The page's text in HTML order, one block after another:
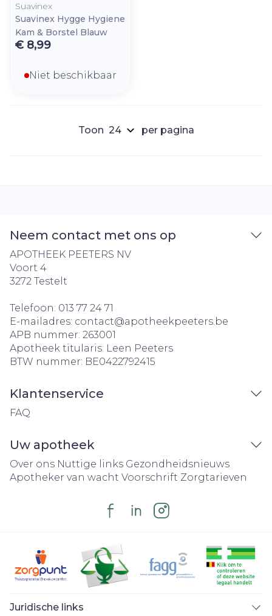
Suavinex
Suavinex Hygge Hygiene
Kam & Borstel Blauw
€ 8,99
Niet beschikbaar
Toon per pagina
Neem contact met ons op
APOTHEEK PEETERS NV
Voort 4
3272 Testelt
Telefoon: 013 77 24 71
E-mailadres: contact@apotheekpeeters.be
APB nummer: 263001
Apotheek titularis: Leen Peeters
BTW nummer: BE0422792415
Klantenservice
FAQ
Uw apotheek
Over ons Nuttige links Gezondheidsnieuws
Apotheker van wacht Voorschrift Zorgtarieven
Juridische links